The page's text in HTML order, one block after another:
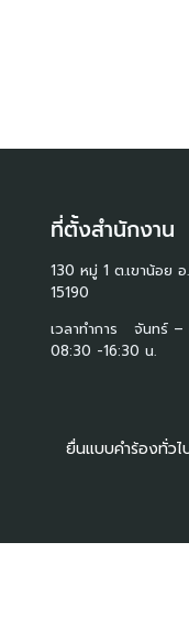
ที่ตั้งสำนักงาน
130 หมู่ 1 ต.เขาน้อย
15190
เวลาทำการ จันทร์ –
08:30 -16:30 น.
ยื่นแบบคำร้องทั่ว